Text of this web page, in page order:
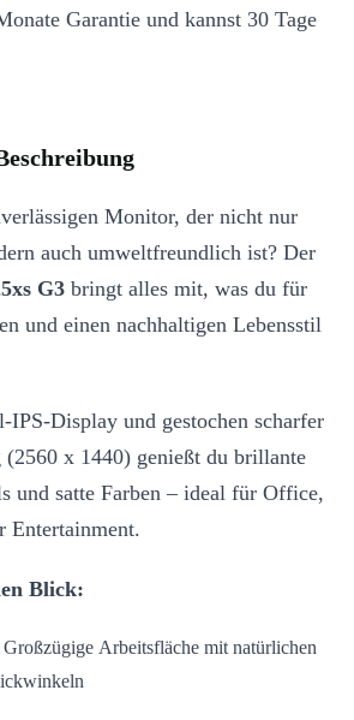
Garantie und kannst 30 Tage
Monitor, der nicht nur
auch umweltfreundlich ist? Der
G3 bringt alles mit, was du für
und einen nachhaltigen Lebensstil
Display und gestochen scharfer
x 1440) genießt du brillante
und satte Farben – ideal für Office,
Entertainment.
Blick:
Großzügige Arbeitsfläche mit natürlichen
x 1440)